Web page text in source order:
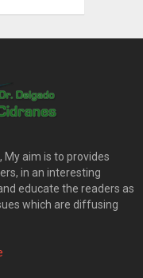
aim is to provides
in an interesting
educate the readers as
which are diffusing